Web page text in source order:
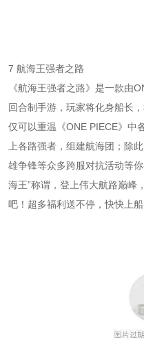
7 航海王强者之路
《航海王强者之路》是一款由
回合制手游，玩家将化身船长
仅可以重温《ONE PIECE》中
上各路强者，组建航海团；除
雄争锋等众多跨服对抗活动等
海王”称谓，登上伟大航路巅峰
吧！超多福利送不停，快快上